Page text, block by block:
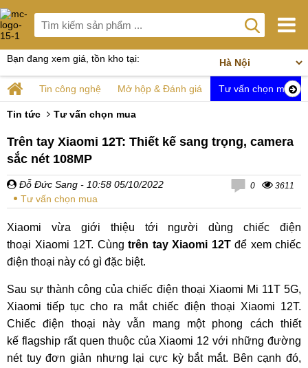
Bạn đang xem giá, tồn kho tại:
Tin công nghệ Mở hộp & Đánh giá Tư vấn chọn mua
Tin tức Tư vấn chọn mua
Trên tay Xiaomi 12T: Thiết kế sang trọng, camera
sắc nét 108MP
Đỗ Đức Sang - 10:58 05/10/2022
Tư vấn chọn mua
0 3611
Xiaomi vừa giới thiệu tới người dùng chiếc điện
thoại Xiaomi 12T. Cùng trên tay Xiaomi 12Tđể xem chiếc
điện thoại này có gì đặc biệt.
Sau sự thành công của chiếc điện thoại Xiaomi Mi 11T 5G,
Xiaomi tiếp tục cho ra mắt chiếc điện thoại Xiaomi 12T.
Chiếc điện thoại này vẫn mang một phong cách thiết
kế flagship rất quen thuộc của Xiaomi 12 với những đường
nét tuy đơn giản nhưng lại cực kỳ bắt mắt. Bên cạnh đó,